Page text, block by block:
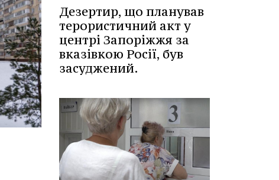
Дезертир, що планував
терористичний акт у
центрі Запоріжжя за
вказівкою Росії, був
засуджений.